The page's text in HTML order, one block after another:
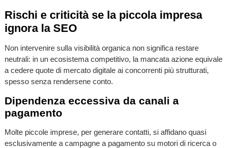
Rischi e criticità se la piccola impresa
ignora la SEO
Non intervenire sulla visibilità organica non significa restare
neutrali: in un ecosistema competitivo, la mancata azione equivale
a cedere quote di mercato digitale ai concorrenti più strutturati,
spesso senza rendersene conto.
Dipendenza eccessiva da canali a
pagamento
Molte piccole imprese, per generare contatti, si affidano quasi
esclusivamente a campagne a pagamento su motori di ricerca o